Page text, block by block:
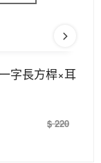
字長方桿×耳
$ 220